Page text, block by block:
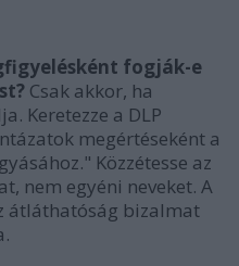
fogják-e
Csak akkor, ha
Keretezze a DLP
megértéseként a
Közzétesse az
nem egyéni neveket. A
átláthatóság bizalmat